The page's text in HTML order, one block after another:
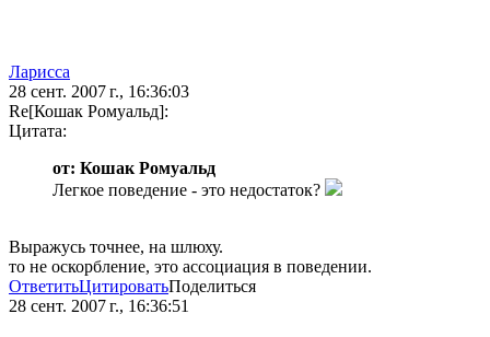
Ларисса
28 сент. 2007 г., 16:36:03
Re[Кошак Ромуальд]:
Цитата:
от: Кошак Ромуальд
Легкое поведение - это недостаток?
Выражусь точнее, на шлюху.
то не оскорбление, это ассоциация в поведении.
ОтветитьЦитироватьПоделиться
28 сент. 2007 г., 16:36:51